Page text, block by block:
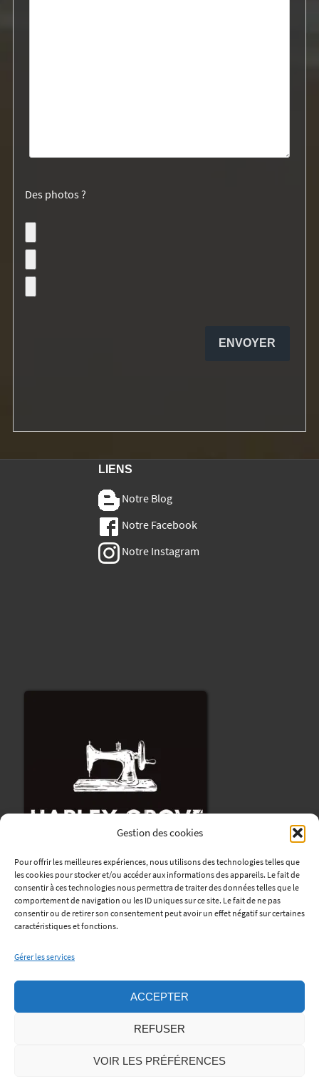
Gestion des cookies
Pour offrir les meilleures expériences, nous utilisons des technologies telles que
les cookies pour stocker et/ou accéder aux informations des appareils. Le fait de
consentir à ces technologies nous permettra de traiter des données telles que le
comportement de navigation ou les ID uniques sur ce site. Le fait de ne pas
consentir ou de retirer son consentement peut avoir un effet négatif sur certaines
caractéristiques et fonctions.
Gérer les services
ACCEPTER
REFUSER
VOIR LES PRÉFÉRENCES
Des photos ?
LIENS
Notre Blog
Notre Facebook
Notre Instagram
Harley Grove
76170 Lillebonne
Lundi au Vendredi : de 9h à 12h et de 13h30 à 18h.